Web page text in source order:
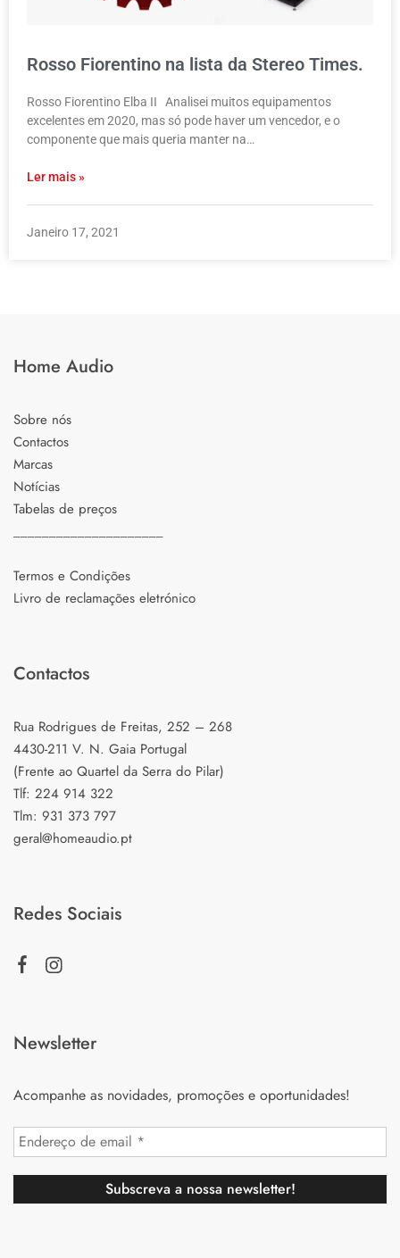
Rosso Fiorentino na lista da Stereo Times.
Rosso Fiorentino Elba II Analisei muitos equipamentos
excelentes em 2020, mas só pode haver um vencedor, e o
componente que mais queria manter na…
Ler mais »
Janeiro 17, 2021
Home Audio
Sobre nós
Contactos
Marcas
Notícias
Tabelas de preços
Termos e Condições
Livro de reclamações eletrónico
Contactos
Rua Rodrigues de Freitas, 252 – 268
4430-211 V. N. Gaia Portugal
(Frente ao Quartel da Serra do Pilar)
Tlf: 224 914 322
Tlm: 931 373 797
geral@homeaudio.pt
Redes Sociais
Newsletter
Acompanhe as novidades, promoções e oportunidades!